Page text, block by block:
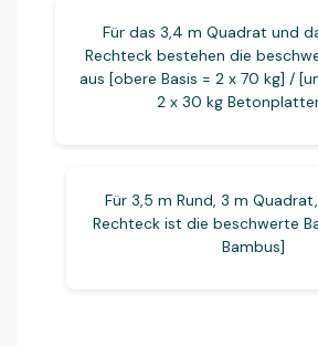
Für das 3,4 m Quadrat und
Rechteck bestehen die
aus [obere Basis = 2 x 70 kg] /
2 x 30 kg
Für 3,5 m Rund, 3 m
Rechteck ist die beschwerte
Bambus]